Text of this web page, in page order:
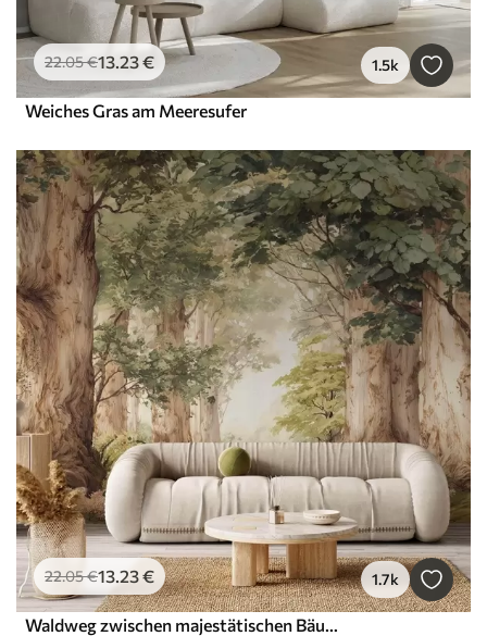
22.05€13.23€ 1.5k
Weiches Gras am Meeresufer
22.05€13.23€ 1.7k
Waldweg zwischen majestätischen Bäumen im Aquarellstil